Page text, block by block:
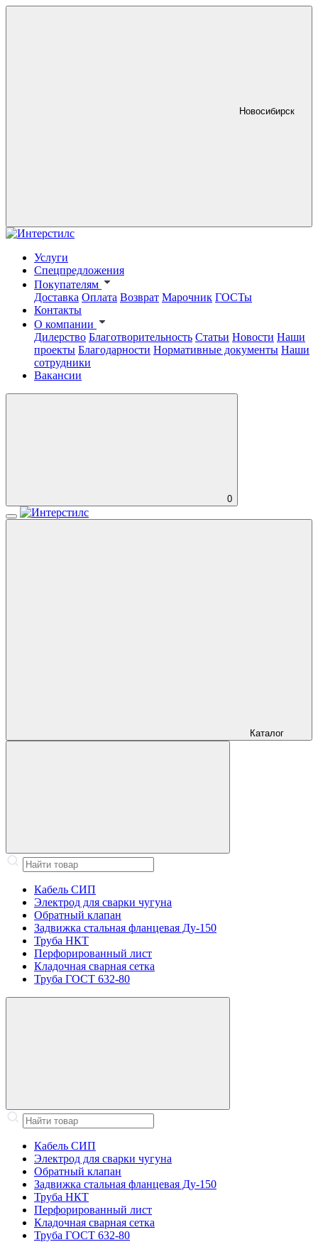
Новосибирск
Услуги
Спецпредложения
Покупателям
Доставка Оплата Возврат Марочник ГОСТы
Контакты
О компании
Дилерство Благотворительность Статьи Новости Наши
проекты Благодарности Нормативные документы Наши
сотрудники
Вакансии
0
Каталог
Кабель СИП
Электрод для сварки чугуна
Обратный клапан
Задвижка стальная фланцевая Ду-150
Труба НКТ
Перфорированный лист
Кладочная сварная сетка
Труба ГОСТ 632-80
Кабель СИП
Электрод для сварки чугуна
Обратный клапан
Задвижка стальная фланцевая Ду-150
Труба НКТ
Перфорированный лист
Кладочная сварная сетка
Труба ГОСТ 632-80